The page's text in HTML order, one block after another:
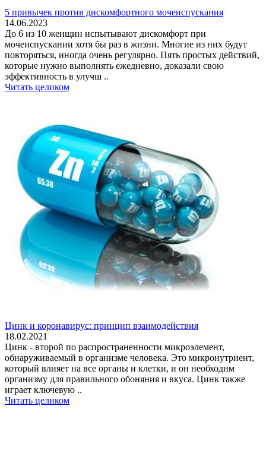
5 привычек против дискомфортного мочеиспускания
14.06.2023
До 6 из 10 женщин испытывают дискомфорт при
мочеиспускании хотя бы раз в жизни. Многие из них будут
повторяться, иногда очень регулярно. Пять простых действий,
которые нужно выполнять ежедневно, доказали свою
эффективность в улучш ..
Читать целиком
Цинк и коронавирус: принцип взаимодействия
18.02.2021
Цинк - второй по распространенности микроэлемент,
обнаруживаемый в организме человека. Это микронутриент,
который влияет на все органы и клетки, и он необходим
организму для правильного обоняния и вкуса. Цинк также
играет ключевую ..
Читать целиком